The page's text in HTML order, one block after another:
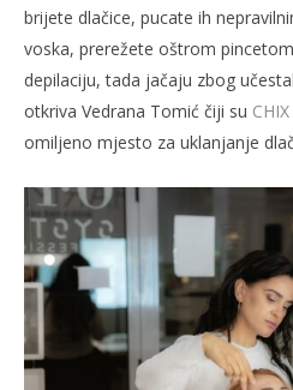
brijete dlačice, pucate ih
voska, prerežete oštrom
depilaciju, tada jačaju zbog
otkriva Vedrana Tomić čiji su
omiljeno mjesto za uklanjanje